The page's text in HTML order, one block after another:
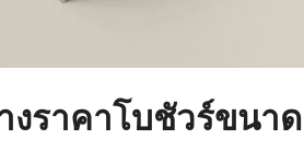
งราคาโบชัวร์ขนา